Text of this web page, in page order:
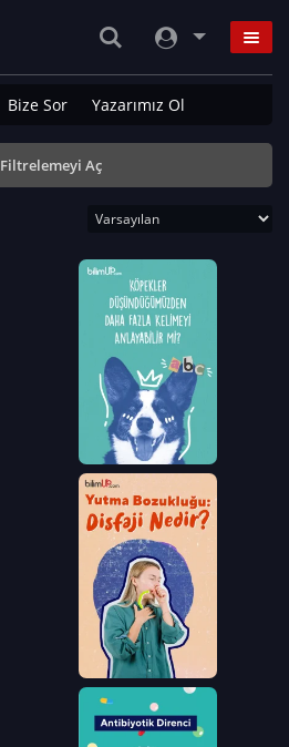
Bize Sor Yazarımız Ol
Filtrelemeyi Aç